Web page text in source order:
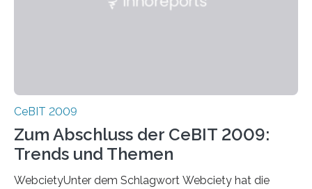
CeBIT 2009
Zum Abschluss der CeBIT 2009:
Trends und Themen
WebcietyUnter dem Schlagwort Webciety hat die